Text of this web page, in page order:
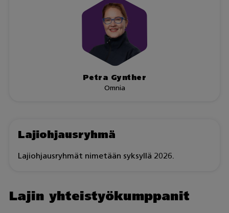
Petra Gynther
Omnia
Lajiohjausryhmä
Lajiohjausryhmät nimetään syksyllä 2026.
Lajin yhteistyökumppanit